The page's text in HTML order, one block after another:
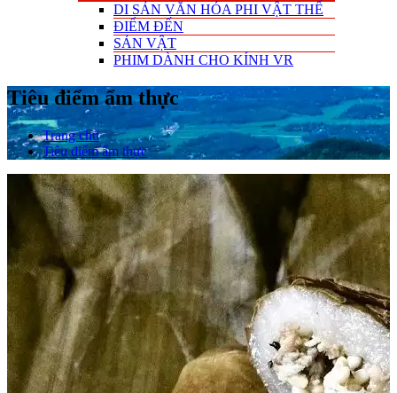
DI SẢN VĂN HÓA PHI VẬT THỂ
ĐIỂM ĐẾN
SẢN VẬT
PHIM DÀNH CHO KÍNH VR
Tiêu điểm ẩm thực
Trang chủ
Tiêu điểm ẩm thực